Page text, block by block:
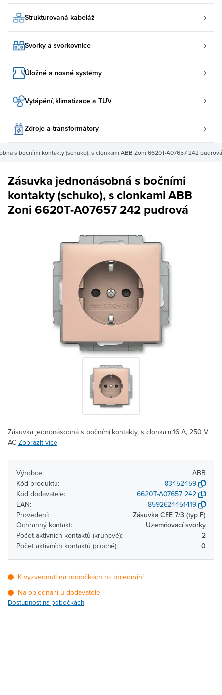
Strukturovaná kabeláž
Svorky a svorkovnice
Úložné a nosné systémy
Vytápění, klimatizace a TUV
Zdroje a transformátory
s bočními kontakty (schuko), s clonkami ABB Zoni 6620T-A07657 242 pudrová
Zásuvka jednonásobná s bočními
kontakty (schuko), s clonkami ABB
Zoni 6620T-A07657 242 pudrová
Zásuvka jednonásobná s bočními kontakty, s clonkami16 A, 250 V
AC Zobrazit více
Výrobce:
ABB
Kód produktu:
83452459
Kód dodavatele:
6620T-A07657 242
EAN:
8592624451419
Provedení:
Zásuvka CEE 7/3 (typ F)
Ochranný kontakt:
Uzemňovací svorky
Počet aktivních kontaktů (kruhové):
2
Počet aktivních kontaktů (ploché):
0
K vyzvednutí na pobočkách na objednání
Na objednání u dodavatele
Dostupnost na pobočkách